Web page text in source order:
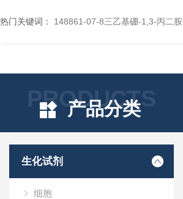
热门关键词： 148861-07-8三乙基硼-1,3-丙二胺
PRODUCTS
产品分类
生化试剂
细胞